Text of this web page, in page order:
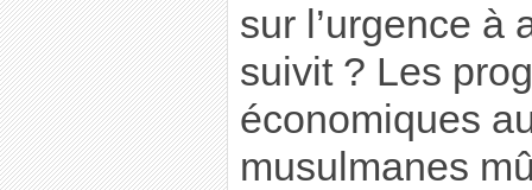
sur l’urgence à
suivit ? Les
économiques
musulmanes